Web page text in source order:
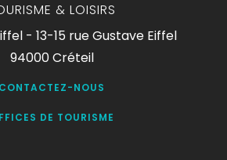
& LOISIRS
- 13-15 rue Gustave Eiffel
94000 Créteil
CONTACTEZ-NOUS
DE TOURISME